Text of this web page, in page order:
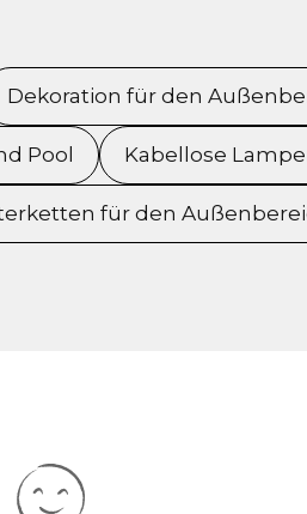
Dekoration für den
Pool Kabellose
für den